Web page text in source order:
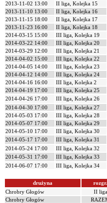
2013-11-02 13:00
II liga, Kolejka 15
2013-11-10 13:00
II liga, Kolejka 16
2013-11-15 18:00
II liga, Kolejka 17
2013-11-23 16:00
II liga, Kolejka 18
2014-03-15 15:00
III liga, Kolejka 19
2014-03-22 14:00
III liga, Kolejka 20
2014-03-29 12:00
III liga, Kolejka 21
2014-04-02 15:00
III liga, Kolejka 22
2014-04-05 14:00
III liga, Kolejka 23
2014-04-12 14:00
III liga, Kolejka 24
2014-04-16 16:00
III liga, Kolejka 2
2014-04-19 17:00
III liga, Kolejka 25
2014-04-26 17:00
III liga, Kolejka 26
2014-04-30 17:00
III liga, Kolejka 27
2014-05-03 17:00
III liga, Kolejka 28
2014-05-07 17:00
III liga, Kolejka 29
2014-05-10 17:00
III liga, Kolejka 30
2014-05-17 17:00
III liga, Kolejka 31
2014-05-24 17:00
III liga, Kolejka 32
2014-05-31 17:00
III liga, Kolejka 33
2014-06-07 17:00
III liga, Kolejka 34
drużyna rozgr.
Chrobry Głogów
II liga
Chrobry Głogów